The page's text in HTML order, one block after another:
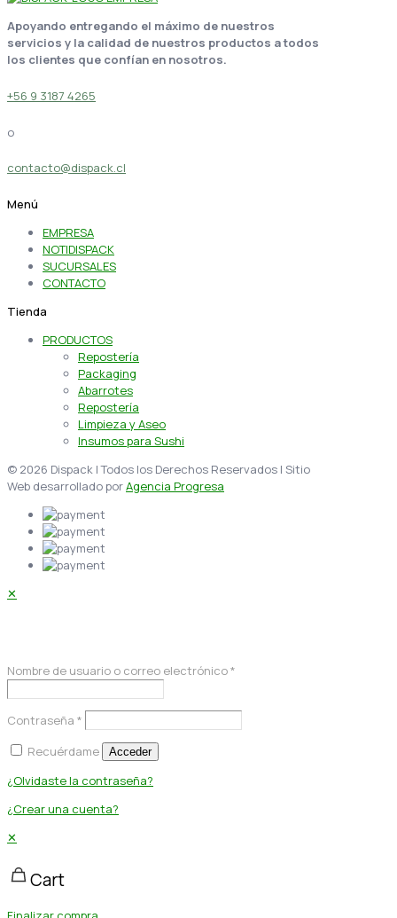
Apoyando entregando el máximo de nuestros
servicios y la calidad de nuestros productos a todos
los clientes que confían en nosotros.
+56 9 3187 4265
o
contacto@dispack.cl
Menú
EMPRESA
NOTIDISPACK
SUCURSALES
CONTACTO
Tienda
PRODUCTOS
Repostería
Packaging
Abarrotes
Repostería
Limpieza y Aseo
Insumos para Sushi
© 2026 Dispack | Todos los Derechos Reservados | Sitio
Web desarrollado porAgencia Progresa
✕
Nombre de usuario o correo electrónico*
Contraseña *
Recuérdame
Acceder
¿Olvidaste la contraseña?
¿Crear una cuenta?
✕
Cart